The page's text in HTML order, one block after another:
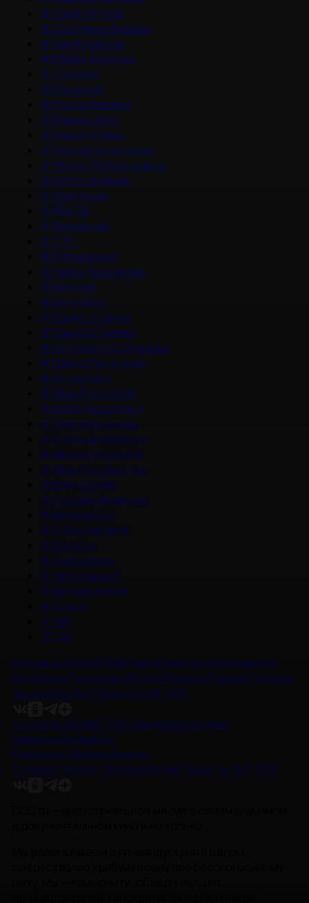
# Саша Петров
# Смотреть фильмы
# Юра Борисов
# Мария Аронова
# Трейлер
# Рецензия
# После Фишера
# Война и Мир
# Новости кино
#Андрей Золотарев
# Федор Добронравов
# Обзор фильма
# Фонд Кино
# РЕН ТВ
# Домашний
# СТС
# Пятый канал
# Чайка Терешкова
# Невский
# Интервью
# Юрий Стоянов
#Лариса Гузеева
# История его служанки
# Павел Прилучный
#Актер кино
# Иван Янковский
# Юлия Пересильд
# Сергей Бурунов
# Сарик Андреасян
# Михаил Ефремов
# Иван Охлобыстин
# Влад Ценев
#Любовь Аксенова
# Милана Бру
#Зубастая няня
# Колобок
# Смешарики
# Чебурашка 3
# Матвей Лыков
#Холод
# НМГ
# док
Контакты Об НМГ ДОКПредложите идею Новости
Интервью Рецензии ОбзорыАнонсы Снимается кино
Энциклопедия Проекты НМГ ДОК
Контакты Об НМГ ДОКПредложите идею
Новости Интервью
Рецензии ОбзорыАнонсы
Снимается кино Энциклопедия Проекты НМГ ДОК